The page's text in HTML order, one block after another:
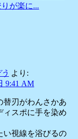
が楽に...
より:
9:41 AM
替刃がわんさかあ
ィスポに手を染め
い視線を浴びるの